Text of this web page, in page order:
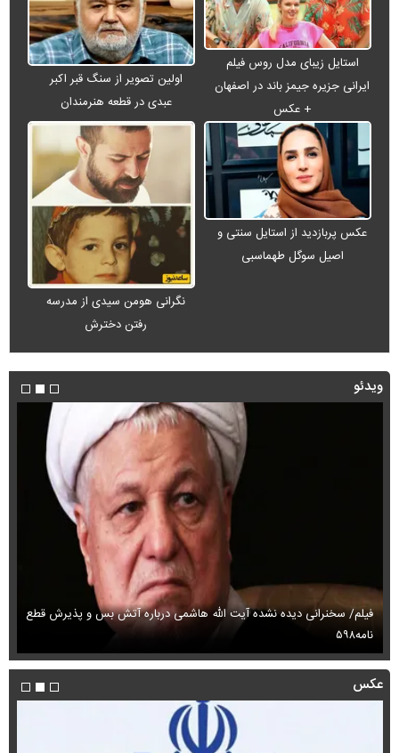
استایل زیبای مدل روس فیلم
ایرانی جزیره جیمز باند در اصفهان
+ عکس
اولین تصویر از سنگ قبر اکبر
عبدی در قطعه هنرمندان
عکس پربازدید از استایل سنتی و
اصیل سوگل طهماسبی
نگرانی هومن سیدی از مدرسه
رفتن دخترش
ویدئو
فیلم/ سخنرانی دیده نشده آیت الله هاشمی درباره آتش بس و پذیرش قطع
نامه۵۹۸
عکس